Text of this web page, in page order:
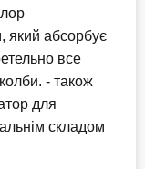
який абсорбує
все
- також
для
складом